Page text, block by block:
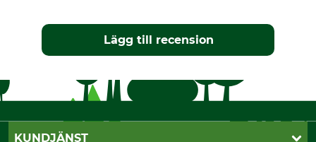
Lägg till recension
KUNDJÄNST